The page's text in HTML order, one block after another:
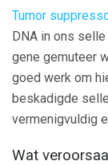
Tumor
DNA in ons
gene gemuteer
goed werk om
beskadigde
vermenigvuldig
Wat